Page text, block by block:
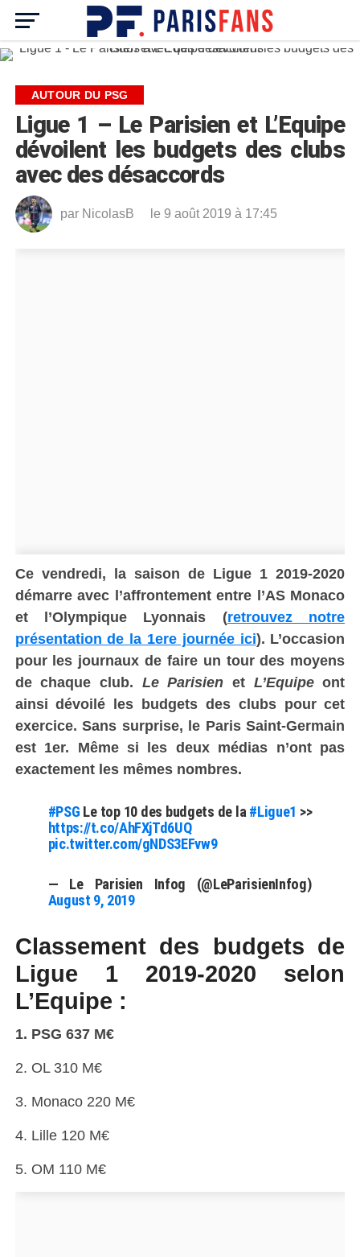
AUTOUR DU PSG
Ligue 1 – Le Parisien et L’Equipe
dévoilent les budgets des clubs
avec des désaccords
par NicolasB le 9 août 2019 à 17:45
Ce vendredi, la saison de Ligue 1 2019-2020
démarre avec l’affrontement entre l’AS Monaco
et l’Olympique Lyonnais (retrouvez notre
présentation de la 1ere journée ici). L’occasion
pour les journaux de faire un tour des moyens
de chaque club. Le Parisien et L’Equipeont
ainsi dévoilé les budgets des clubs pour cet
exercice. Sans surprise, le Paris Saint-Germain
est 1er. Même si les deux médias n’ont pas
exactement les mêmes nombres.
#PSG Le top 10 des budgets de la #Ligue1 >>
https://t.co/AhFXjTd6UQ
pic.twitter.com/gNDS3EFvw9
— Le Parisien Infog (@LeParisienInfog)
August 9, 2019
Classement des budgets de
Ligue 1 2019-2020 selon
L’Equipe :
1. PSG 637 M€
2. OL 310 M€
3. Monaco 220 M€
4. Lille 120 M€
5. OM 110 M€